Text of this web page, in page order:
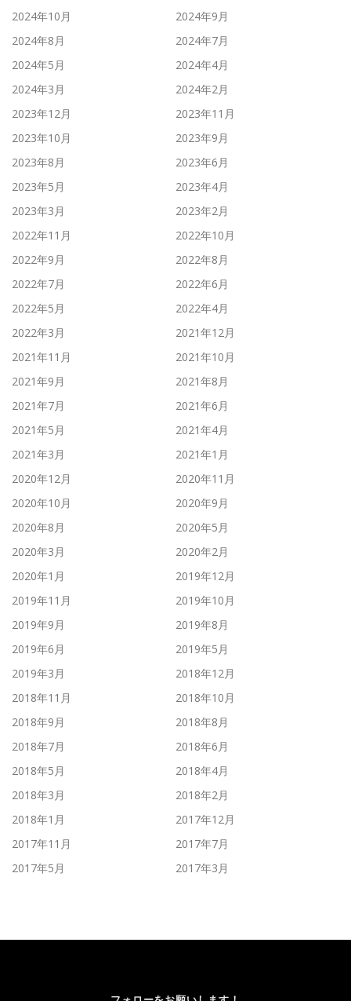
2024年10月
2024年9月
2024年8月
2024年7月
2024年5月
2024年4月
2024年3月
2024年2月
2023年12月
2023年11月
2023年10月
2023年9月
2023年8月
2023年6月
2023年5月
2023年4月
2023年3月
2023年2月
2022年11月
2022年10月
2022年9月
2022年8月
2022年7月
2022年6月
2022年5月
2022年4月
2022年3月
2021年12月
2021年11月
2021年10月
2021年9月
2021年8月
2021年7月
2021年6月
2021年5月
2021年4月
2021年3月
2021年1月
2020年12月
2020年11月
2020年10月
2020年9月
2020年8月
2020年5月
2020年3月
2020年2月
2020年1月
2019年12月
2019年11月
2019年10月
2019年9月
2019年8月
2019年6月
2019年5月
2019年3月
2018年12月
2018年11月
2018年10月
2018年9月
2018年8月
2018年7月
2018年6月
2018年5月
2018年4月
2018年3月
2018年2月
2018年1月
2017年12月
2017年11月
2017年7月
2017年5月
2017年3月